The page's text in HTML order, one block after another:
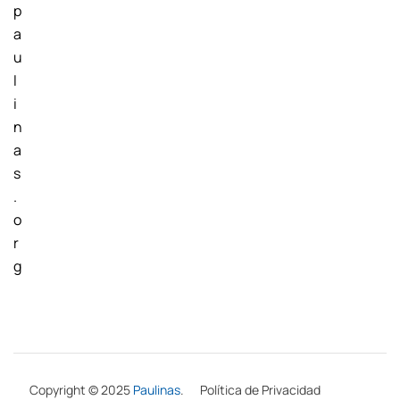
p
a
u
l
i
n
a
s
.
o
r
g
Copyright © 2025 Paulinas. Política de Privacidad